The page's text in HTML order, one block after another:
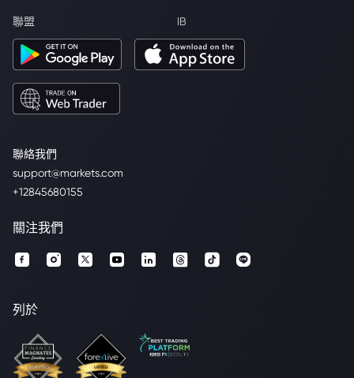
聯絡我們
support@markets.com
+12845680155
聯盟 IB
關注我們
列於